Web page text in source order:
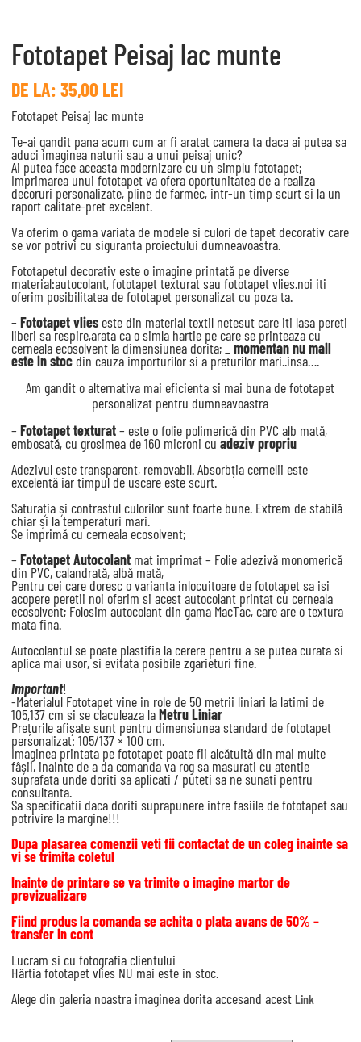
Fototapet Peisaj lac munte
DE LA: 35,00 LEI
Fototapet Peisaj lac munte
Te-ai gandit pana acum cum ar fi aratat camera ta daca ai putea sa
aduci imaginea naturii sau a unui peisaj unic?
Ai putea face aceasta modernizare cu un simplu fototapet;
Imprimarea unui fototapet va ofera oportunitatea de a realiza
decoruri personalizate, pline de farmec, intr-un timp scurt si la un
raport calitate-pret excelent.
Va oferim o gama variata de modele si culori de tapet decorativ care
se vor potrivi cu siguranta proiectului dumneavoastra.
Fototapetul decorativ este o imagine printată pe diverse
material:autocolant, fototapet texturat sau fototapet vlies.noi iti
oferim posibilitatea de fototapet personalizat cu poza ta.
– Fototapet vlieseste din material textil netesut care iti lasa pereti
liberi sa respire,arata ca o simla hartie pe care se printeaza cu
cerneala ecosolvent la dimensiunea dorita; _ momentan nu mail
este in stocdin cauza importurilor si a preturilor mari..insa….
Am gandit o alternativa mai eficienta si mai buna de fototapet
personalizat pentru dumneavoastra
– Fototapet texturat– este o folie polimerică din PVC alb mată,
embosată, cu grosimea de 160 microni cu adeziv propriu
Adezivul este transparent, removabil. Absorbția cernelii este
excelentă iar timpul de uscare este scurt.
Saturația și contrastul culorilor sunt foarte bune. Extrem de stabilă
chiar și la temperaturi mari.
Se imprimă cu cerneala ecosolvent;
– Fototapet Autocolantmat imprimat – Folie adezivă monomerică
din PVC, calandrată, albă mată,
Pentru cei care doresc o varianta inlocuitoare de fototapet sa isi
acopere peretii noi oferim si acest autocolant printat cu cerneala
ecosolvent; Folosim autocolant din gama MacTac, care are o textura
mata fina.
Autocolantul se poate plastifia la cerere pentru a se putea curata si
aplica mai usor, si evitata posibile zgarieturi fine.
Important!
-Materialul Fototapet vine in role de 50 metrii liniari la latimi de
105,137 cm si se claculeaza laMetru Liniar
Prețurile afișate sunt pentru dimensiunea standard de fototapet
personalizat: 105/137 × 100 cm.
Imaginea printata pe fototapet poate fii alcătuită din mai multe
fâșii, inainte de a da comanda va rog sa masurati cu atentie
suprafata unde doriti sa aplicati / puteti sa ne sunati pentru
consultanta.
Sa specificatii daca doriti suprapunere intre fasiile de fototapet sau
potrivire la margine!!!
Dupa plasarea comenzii veti fii contactat de un coleg inainte sa
vi se trimita coletul
Inainte de printare se va trimite o imagine martor de
previzualizare
Fiind produs la comanda se achita o plata avans de 50% –
transfer in cont
Lucram si cu fotografia clientului
Hârtia fototapet vlies NU mai este in stoc.
Alege din galeria noastra imaginea dorita accesand acest Link